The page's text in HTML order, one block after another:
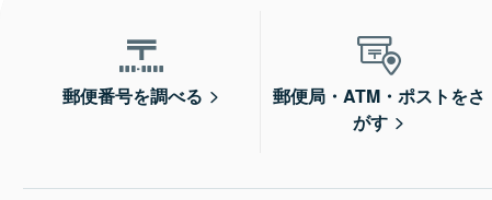
郵便番号を調べる
郵便局・ATM・ポストをさ
がす